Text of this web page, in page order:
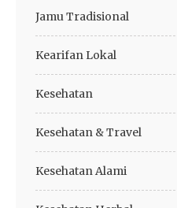
Jamu Tradisional
Kearifan Lokal
Kesehatan
Kesehatan & Travel
Kesehatan Alami